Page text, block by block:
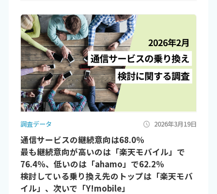
調査データ 2026年3月19日
通信サービスの継続意向は68.0％
最も継続意向が高いのは「楽天モバイル」で
76.4％、低いのは「ahamo」で62.2％
検討している乗り換え先のトップは「楽天モバ
イル」、次いで「Y!mobile」